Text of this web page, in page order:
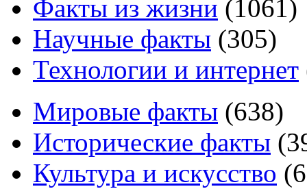
Факты из жизни (1061)
Научные факты (305)
Технологии и интернет
Мировые факты (638)
Исторические факты (
Культура и искусство (